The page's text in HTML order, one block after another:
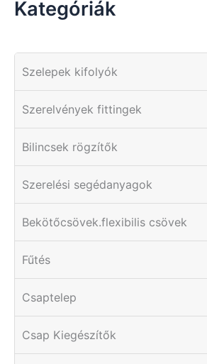
Kategóriák
Szelepek kifolyók
Szerelvények fittingek
Bilincsek rögzítők
Szerelési segédanyagok
Bekötőcsövek.flexibilis csövek
Fűtés
Csaptelep
Csap Kiegészítők